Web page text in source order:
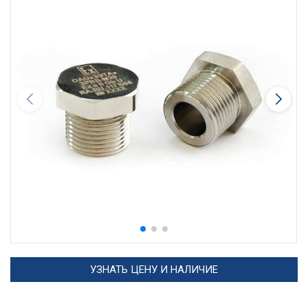
УЗНАТЬ ЦЕНУ И НАЛИЧИЕ